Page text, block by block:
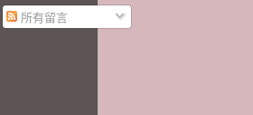
所有留言